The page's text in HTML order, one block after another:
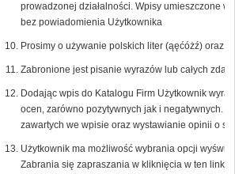
prowadzonej działalności. Wpisy umieszczone
bez powiadomienia Użytkownika
Prosimy o używanie polskich liter (ąęćóżź) oraz
Zabronione jest pisanie wyrazów lub całych
Dodając wpis do Katalogu Firm Użytkownik
ocen, zarówno pozytywnych jak i negatywnych.
zawartych we wpisie oraz wystawianie opinii o
Użytkownik ma możliwość wybrania opcji
Zabrania się zapraszania w kliknięcia w ten link